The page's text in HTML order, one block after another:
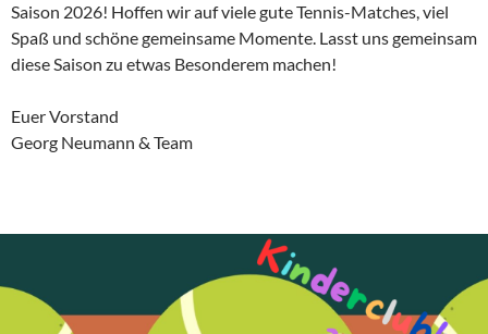
Saison 2026! Hoffen wir auf viele gute Tennis-Matches, viel
Spaß und schöne gemeinsame Momente. Lasst uns gemeinsam
diese Saison zu etwas Besonderem machen!
Euer Vorstand
Georg Neumann & Team